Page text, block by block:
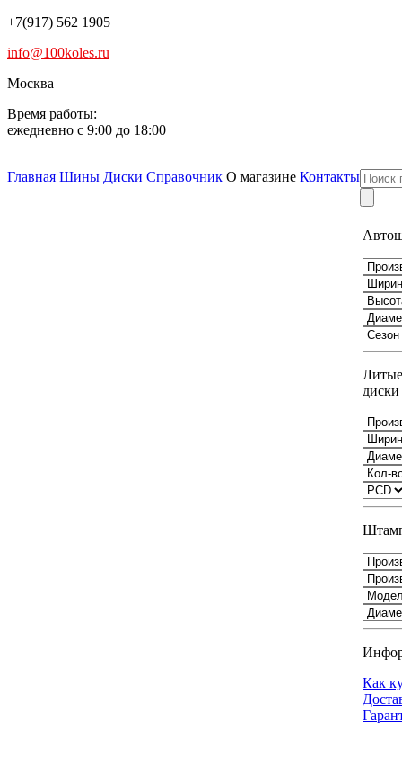
+7(917) 562 1905
info@100koles.ru
Москва
Время работы:
ежедневно с 9:00 до 18:00
Главная Шины Диски Справочник О магазине Контакты
Литые
диски
Как